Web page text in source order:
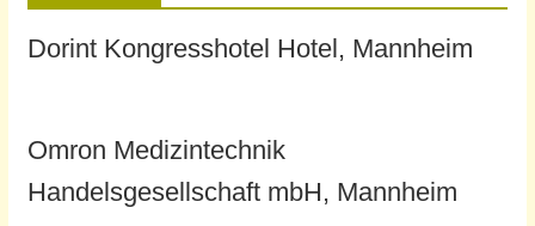
Dorint Kongresshotel Hotel, Mannheim
Omron Medizintechnik
Handelsgesellschaft mbH, Mannheim